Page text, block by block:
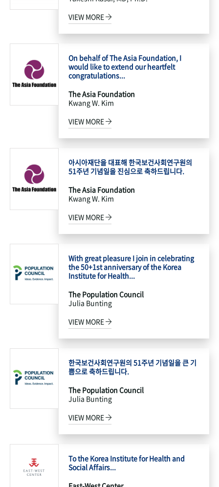
VIEW MORE
On behalf of The Asia Foundation, I
would like to extend our heartfelt
congratulations...
The Asia Foundation
Kwang W. Kim
VIEW MORE
아시아재단을 대표해 한국보건사회연구원의
51주년 기념일을 진심으로 축하드립니다.
The Asia Foundation
Kwang W. Kim
VIEW MORE
With great pleasure I join in celebrating
the 50+1st anniversary of the Korea
Institute for Health...
The Population Council
Julia Bunting
VIEW MORE
한국보건사회연구원의 51주년 기념일을 큰 기
쁨으로 축하드립니다.
The Population Council
Julia Bunting
VIEW MORE
To the Korea Institute for Health and
Social Affairs...